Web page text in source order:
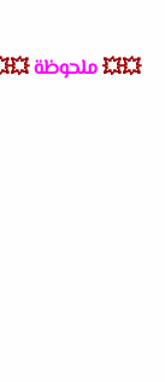
💥💥ملحوظة